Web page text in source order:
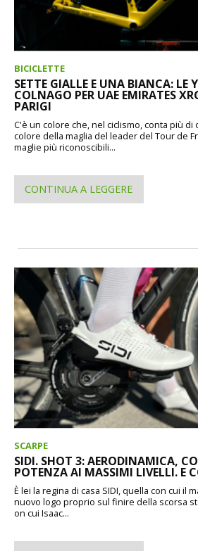
BICICLETTE
SETTE GIALLE E UNA BIANCA: LE
COLNAGO PER UAE EMIRATES
PARIGI
C'è un colore che, nel ciclismo, conta più di
colore della maglia del leader del Tour de
maglie più riconoscibili...
CONTINUA A LEGGERE
SCARPE
SIDI. SHOT 3: AERODINAMICA,
POTENZA AI MASSIMI LIVELLI. E
È lei la regina di casa SIDI, quella con cui il
nuovo logo proprio sul finire della scorsa
on cui Isaac...